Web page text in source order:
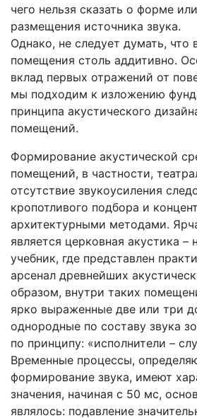
чего нельзя сказать о форме
размещения источника звука.
Однако, не следует думать, что
помещения столь аддитивно.
вклад первых отражений от
мы подходим к изложению
принципа акустического
помещений.
Формирование акустической
помещений, в частности,
отсутствие звукоусиления
кропотливого подбора и
архитектурными методами.
является церковная акустика –
учебник, где представлен
арсенал древнейших
образом, внутри таких
ярко выраженные две или три
однородные по составу звука
по принципу: «исполнители –
Временные процессы,
формирование звука, имеют
значения, начиная с 50 мс,
являлось: подавление